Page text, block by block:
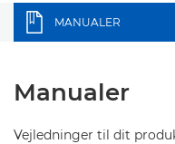
MANUALER
Manualer
Vejledninger til dit